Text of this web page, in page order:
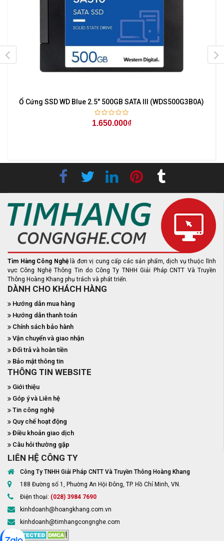
Ổ Cứng SSD WD Blue 2.5" 500GB SATA III (WDS500G3B0A)
1.650.000₫
Tìm Hàng Công Nghệ là đơn vị cung cấp các sản phẩm, dịch vụ thuộc lĩnh
vực Công Nghệ Thông Tin do Công Ty TNHH Giải Pháp CNTT Và Truyền
Thông Hoàng Khang phụ trách và phát triển.
DÀNH CHO KHÁCH HÀNG
Hướng dẫn mua hàng
Hướng dẫn thanh toán
Chính sách bảo hành
Vận chuyển và giao nhận
Đổi trả và hoàn tiền
Bảo mật thông tin
THÔNG TIN WEBSITE
Giới thiệu
Góp ý và Liên hệ
Tin công nghệ
Quy chế hoạt động
Điều khoản giao dịch
Câu hỏi thường gặp
LIÊN HỆ CÔNG TY
Công Ty TNHH Giải Pháp CNTT Và Truyền Thông Hoàng Khang
188 Đường số 1, Phường An Hội Đông, TP. Hồ Chí Minh, VN.
Điện thoại: (028) 3984 7690
kinhdoanh@hoangkhang.com.vn
kinhdoanh@timhangcongnghe.com